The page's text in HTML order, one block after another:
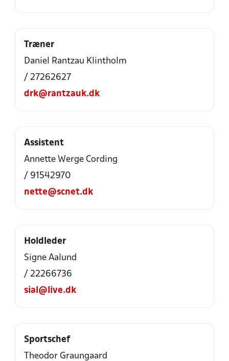
Træner
Daniel Rantzau Klintholm
/ 27262627
drk@rantzauk.dk
Assistent
Annette Werge Cording
/ 91542970
nette@scnet.dk
Holdleder
Signe Aalund
/ 22266736
sial@live.dk
Sportschef
Theodor Graungaard